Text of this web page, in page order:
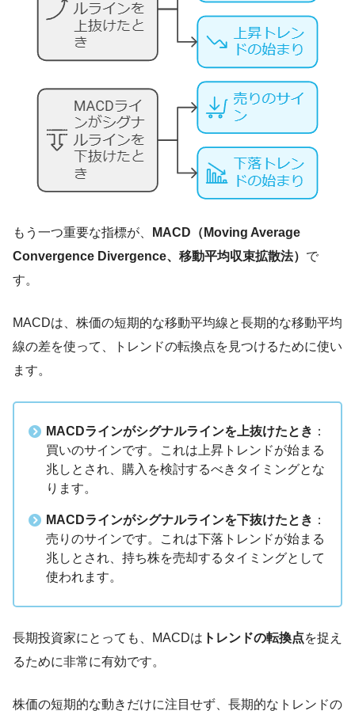
もう一つ重要な指標が、
MACD（Moving Average
Convergence Divergence、移動平均収束拡散法） で
す。
MACDは、株価の短期的な移動平均線と長期的な移動平均
線の差を使って、トレンドの転換点を見つけるために使い
ます。
MACDラインがシグナルラインを上抜けたとき ：
買いのサインです。これは上昇トレンドが始まる
兆しとされ、購入を検討するべきタイミングとな
ります。
MACDラインがシグナルラインを下抜けたとき ：
売りのサインです。これは下落トレンドが始まる
兆しとされ、持ち株を売却するタイミングとして
使われます。
長期投資家にとっても、MACDは トレンドの転換点を捉え
るために非常に有効です。
株価の短期的な動きだけに注目せず、長期的なトレンドの